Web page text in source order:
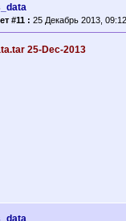
#11 : 25 Декабрь 2013,
25-Dec-2013